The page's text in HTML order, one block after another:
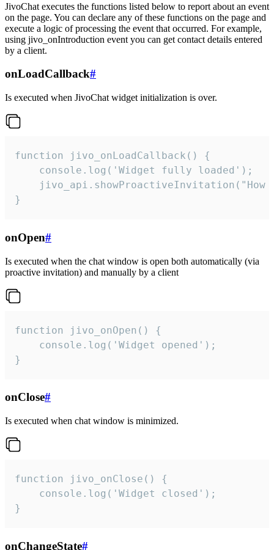
JivoChat executes the functions listed below to report about an event
on the page. You can declare any of these functions on the page and
execute a logic of processing the event that occurred. For example,
using jivo_onIntroduction event you can get contact details entered
by a client.
onLoadCallback#
Is executed when JivoChat widget initialization is over.
function jivo_onLoadCallback() {
    console.log('Widget fully loaded');
jivo_api.showProactiveInvitation("How
}
onOpen#
Is executed when the chat window is open both automatically (via
proactive invitation) and manually by a client
function jivo_onOpen() {
    console.log('Widget opened');
}
onClose#
Is executed when chat window is minimized.
function jivo_onClose() {
    console.log('Widget closed');
}
onChangeState#